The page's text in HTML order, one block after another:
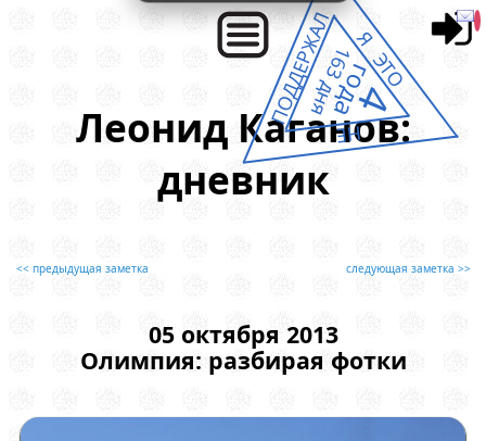
Леонид Каганов:
дневник
<< предыдущая заметка следующая заметка >>
05 октября 2013
Олимпия: разбирая фотки
Я ЭТО
НЕ
ПОДДЕРЖАЛ 4
года
163 дня